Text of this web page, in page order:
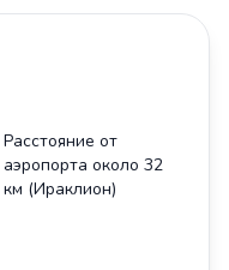
Расстояние от
аэропорта около 32
км (Ираклион)